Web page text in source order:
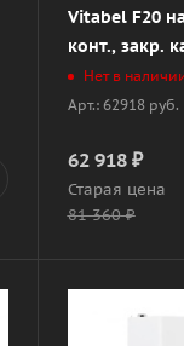
Vitabel F20
конт., закр.
Нет в
Арт.: 62918 руб.
62 918₽
Старая цена
81 360₽